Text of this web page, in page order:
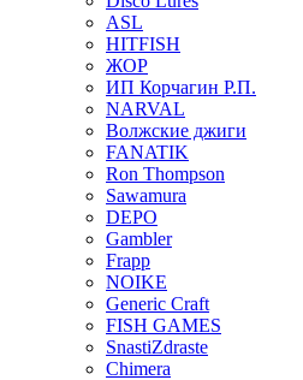
ASL
HITFISH
ЖОР
ИП Корчагин Р.П.
NARVAL
Волжские джиги
FANATIK
Ron Thompson
Sawamura
DEPO
Gambler
Frapp
NOIKE
Generic Craft
FISH GAMES
SnastiZdraste
Chimera